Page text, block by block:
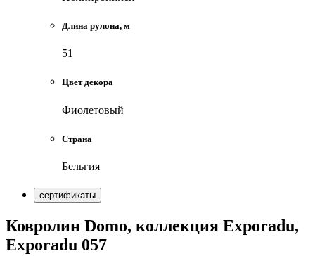
Длина рулона, м
51
Цвет декора
Фиолетовый
Страна
Бельгия
сертификаты
Ковролин Domo, коллекция Exporadu,
Exporadu 057